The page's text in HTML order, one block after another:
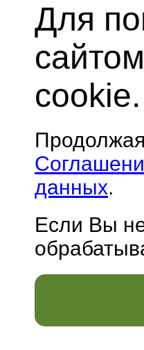
Для
cookie.
данных.
Если Вы